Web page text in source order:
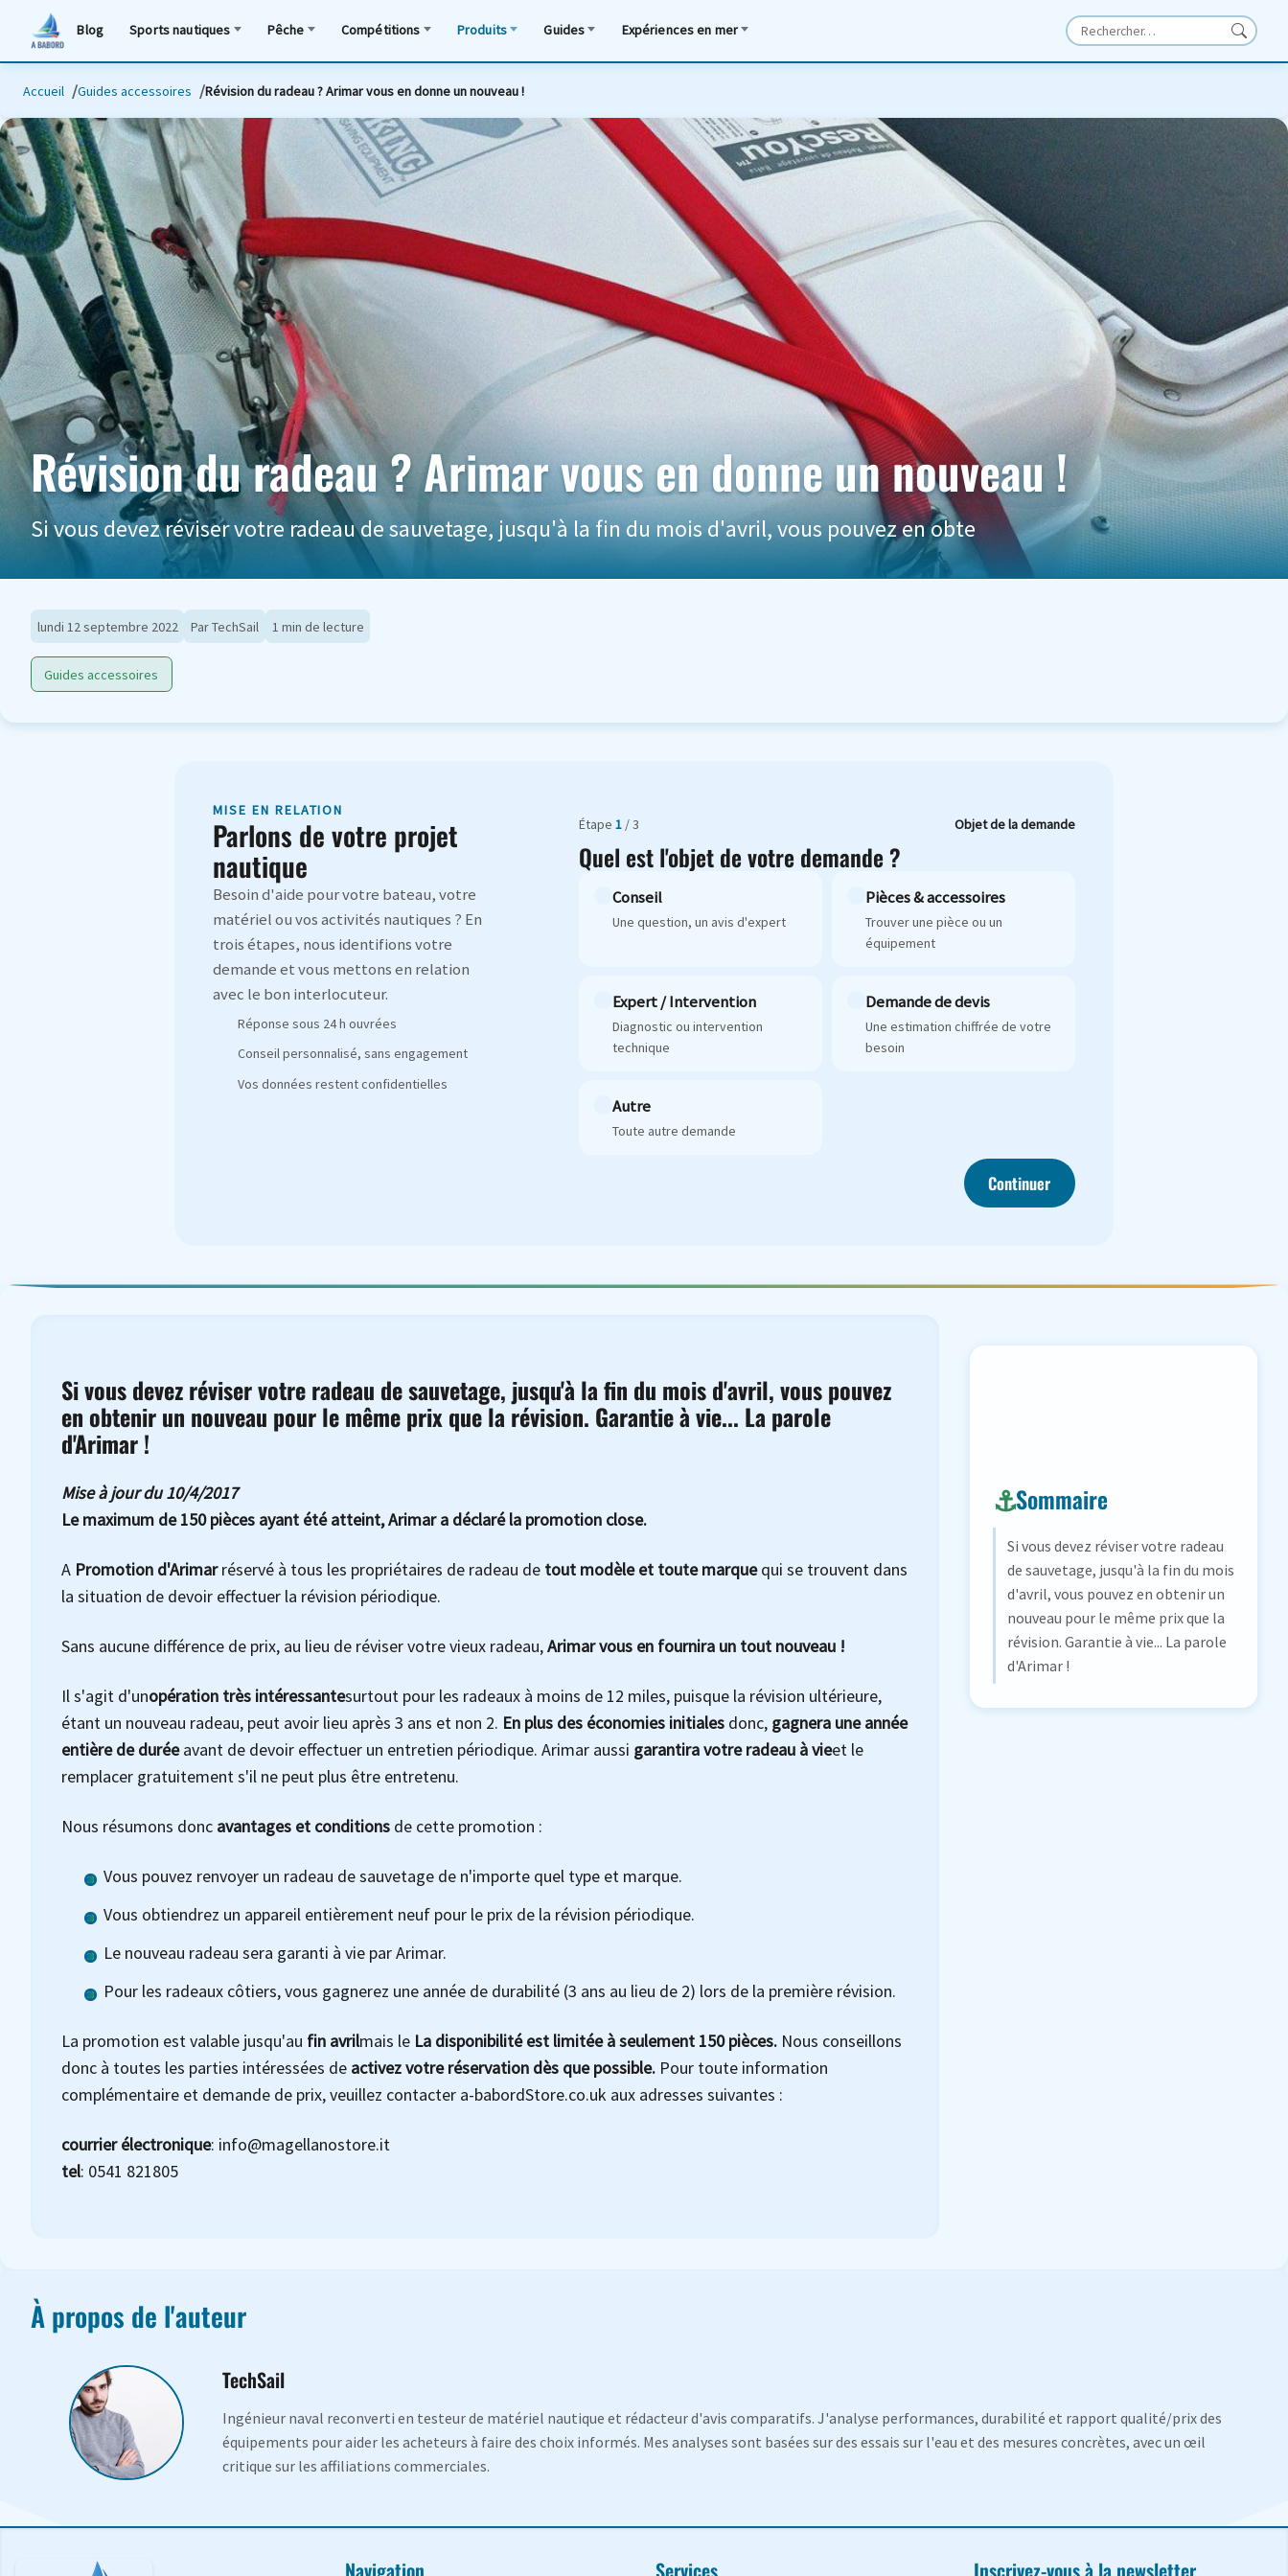
Blog Sports nautiques Pêche Compétitions Produits Guides Expériences en mer
Accueil Guides accessoires Révision du radeau ? Arimar vous en donne un nouveau !
Révision du radeau ? Arimar vous en donne un nouveau !
Si vous devez réviser votre radeau de sauvetage, jusqu'à la fin du mois d'avril, vous pouvez en obte
lundi 12 septembre 2022 Par TechSail 1 min de lecture
Guides accessoires
MISE EN RELATION
Parlons de votre projet
nautique
Besoin d'aide pour votre bateau, votre
matériel ou vos activités nautiques ? En
trois étapes, nous identifions votre
demande et vous mettons en relation
avec le bon interlocuteur.
Réponse sous 24 h ouvrées
Conseil personnalisé, sans engagement
Vos données restent confidentielles
Étape1 / 3 Objet de la demande
Quel est l'objet de votre demande ?
Conseil
Une question, un avis d'expert
Pièces & accessoires
Trouver une pièce ou un
équipement
Expert / Intervention
Diagnostic ou intervention
technique
Demande de devis
Une estimation chiffrée de votre
besoin
Autre
Toute autre demande
Continuer
Si vous devez réviser votre radeau de sauvetage, jusqu'à la fin du mois d'avril, vous pouvez
en obtenir un nouveau pour le même prix que la révision. Garantie à vie... La parole
d'Arimar !
Mise à jour du 10/4/2017
Le maximum de 150 pièces ayant été atteint, Arimar a déclaré la promotion close.
A Promotion d'Arimarréservé à tous les propriétaires de radeau de tout modèle et toute marquequi se trouvent dans
la situation de devoir effectuer la révision périodique.
Sans aucune différence de prix, au lieu de réviser votre vieux radeau,Arimar vous en fournira un tout nouveau !
Il s'agit d'unopération très intéressantesurtout pour les radeaux à moins de 12 miles, puisque la révision ultérieure,
étant un nouveau radeau, peut avoir lieu après 3 ans et non 2. En plus des économies initiales donc, gagnera une année
entière de duréeavant de devoir effectuer un entretien périodique. Arimar aussi garantira votre radeau à vieet le
remplacer gratuitement s'il ne peut plus être entretenu.
Nous résumons donc avantages et conditions de cette promotion :
Vous pouvez renvoyer un radeau de sauvetage de n'importe quel type et marque.
Vous obtiendrez un appareil entièrement neuf pour le prix de la révision périodique.
Le nouveau radeau sera garanti à vie par Arimar.
Pour les radeaux côtiers, vous gagnerez une année de durabilité (3 ans au lieu de 2) lors de la première révision.
La promotion est valable jusqu'au fin avrilmais le La disponibilité est limitée à seulement 150 pièces. Nous conseillons
donc à toutes les parties intéressées de activez votre réservation dès que possible. Pour toute information
complémentaire et demande de prix, veuillez contacter a-babordStore.co.uk aux adresses suivantes :
courrier électronique: info@magellanostore.it
tel: 0541 821805
Sommaire
Si vous devez réviser votre radeau
de sauvetage, jusqu'à la fin du mois
d'avril, vous pouvez en obtenir un
nouveau pour le même prix que la
révision. Garantie à vie... La parole
d'Arimar !
À propos de l'auteur
TechSail
Ingénieur naval reconverti en testeur de matériel nautique et rédacteur d'avis comparatifs. J'analyse performances, durabilité et rapport qualité/prix des
équipements pour aider les acheteurs à faire des choix informés. Mes analyses sont basées sur des essais sur l'eau et des mesures concrètes, avec un œil
critique sur les affiliations commerciales.